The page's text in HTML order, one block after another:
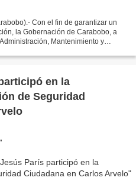
Con el fin de garantizar un
la Gobernación de Carabobo, a
Mantenimiento y
en la
de Seguridad